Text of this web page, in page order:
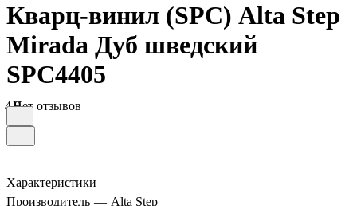
Кварц-винил (SPC) Alta Step
Mirada Дуб шведский
SPC4405
4.9Нет отзывов
Характеристики
Производитель — Alta Step